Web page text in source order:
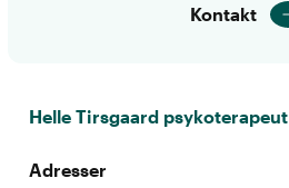
Kontakt
Helle Tirsgaard psykoterapeut
Adresser